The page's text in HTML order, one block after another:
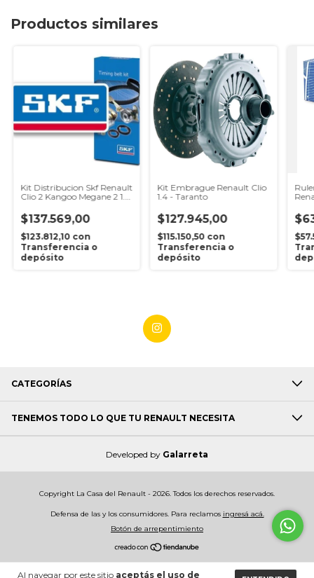
Al navegar por este sitio aceptás el uso de
Productos similares
Kit Distribucion Skf Renault
Clio 2 Kangoo Megane 2 1.5
$137.569,00
$123.812,10 con
Transferencia o
depósito
Kit Embrague Renault Clio
1.4 - Taranto
$127.945,00
$115.150,50 con
Transferencia o
depósito
CATEGORÍAS
TENEMOS TODO LO QUE TU RENAULT NECESITA
Developed by Galarreta
Copyright La Casa del Renault - 2026. Todos los derechos reservados.
Defensa de las y los consumidores. Para reclamos ingresá acá.
Botón de arrepentimiento